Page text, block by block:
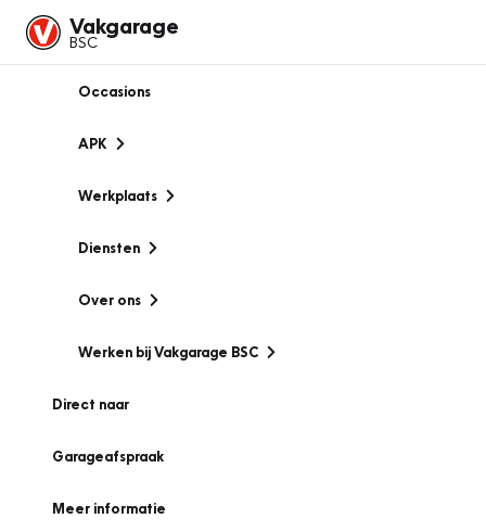
Vakgarage
BSC
Occasions
APK
Werkplaats
Diensten
Over ons
Werken bij Vakgarage BSC
Direct naar
Garageafspraak
Meer informatie